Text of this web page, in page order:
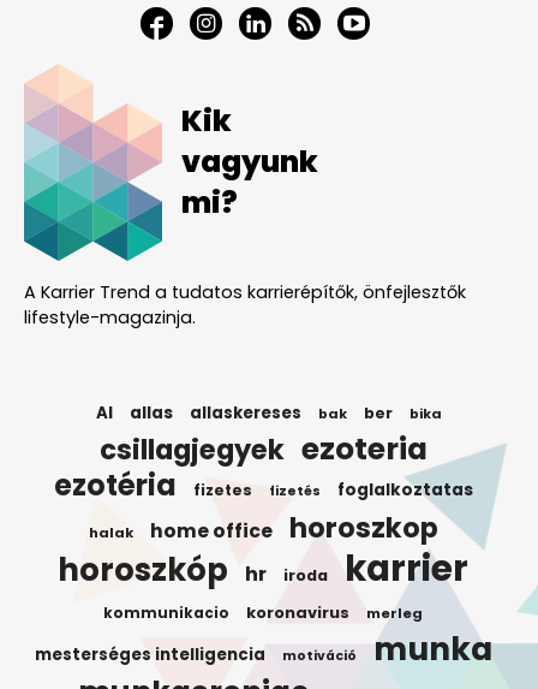
Kik
vagyunk
mi?
A Karrier Trend a tudatos karrierépítők, önfejlesztők
lifestyle-magazinja.
AI allas allaskereses bak ber bika
csillagjegyek ezoteria
ezotéria fizetes fizetés foglalkoztatas
halak home office horoszkop
horoszkóp hr iroda karrier
kommunikacio koronavirus merleg
mesterséges intelligencia motiváció munka